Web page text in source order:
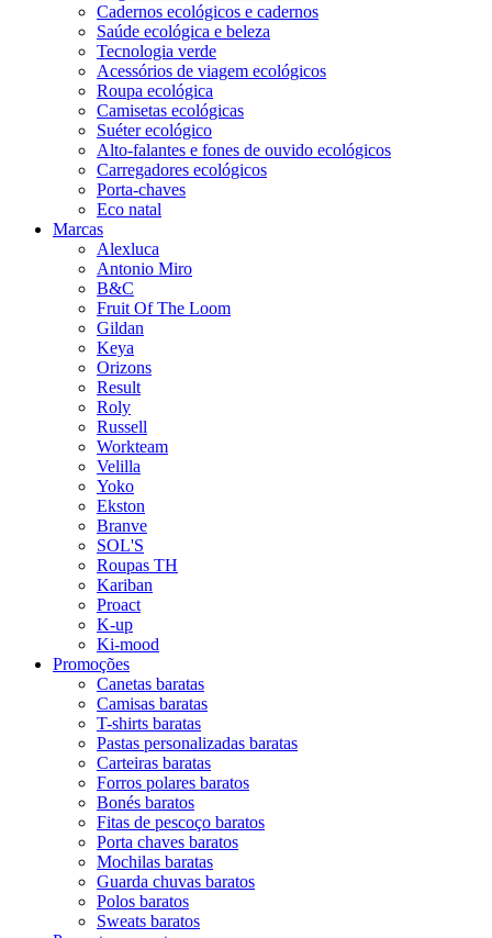
Cadernos ecológicos e cadernos
Saúde ecológica e beleza
Tecnologia verde
Acessórios de viagem ecológicos
Roupa ecológica
Camisetas ecológicas
Suéter ecológico
Alto-falantes e fones de ouvido ecológicos
Carregadores ecológicos
Porta-chaves
Eco natal
Marcas
Alexluca
Antonio Miro
B&C
Fruit Of The Loom
Gildan
Keya
Orizons
Result
Roly
Russell
Workteam
Velilla
Yoko
Ekston
Branve
SOL'S
Roupas TH
Kariban
Proact
K-up
Ki-mood
Promoções
Canetas baratas
Camisas baratas
T-shirts baratas
Pastas personalizadas baratas
Carteiras baratas
Forros polares baratos
Bonés baratos
Fitas de pescoço baratos
Porta chaves baratos
Mochilas baratas
Guarda chuvas baratos
Polos baratos
Sweats baratos